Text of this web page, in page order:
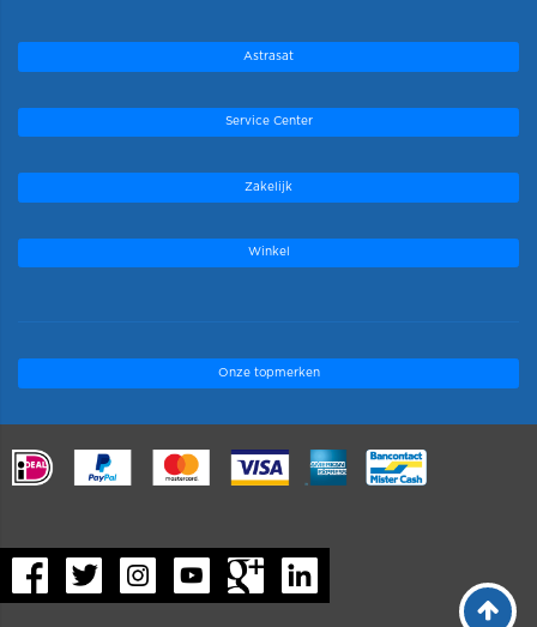
Astrasat
Service Center
Zakelijk
Winkel
Onze topmerken
.